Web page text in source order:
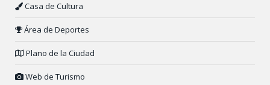
Casa de Cultura
Área de Deportes
Plano de la Ciudad
Web de Turismo